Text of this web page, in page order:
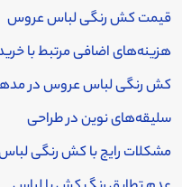
قیمت کش رنگی لباس عروس
هزینه‌های اضافی مرتبط با
کش رنگی لباس عروس در
سلیقه‌های نوین در طراحی
مشکلات رایج با کش رنگی